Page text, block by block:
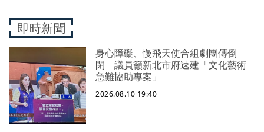
即時新聞
身心障礙、慢飛天使合組劇團傳倒
閉 議員籲新北市府速建「文化藝術
急難協助專案」
2026.08.10 19:40